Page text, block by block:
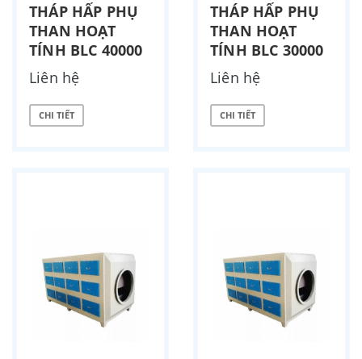
THÁP HẤP PHỤ
THAN HOẠT
TÍNH BLC 40000
Liên hệ
CHI TIẾT
THÁP HẤP PHỤ
THAN HOẠT
TÍNH BLC 30000
Liên hệ
CHI TIẾT